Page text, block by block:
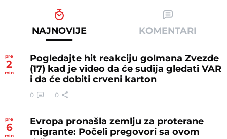
NAJNOVIJE KOMENTARI
pre
2
min
Pogledajte hit reakciju golmana Zvezde
(17) kad je video da će sudija gledati VAR
i da će dobiti crveni karton
0 0
pre
6
min
Evropa pronašla zemlju za proterane
migrante: Počeli pregovori sa ovom